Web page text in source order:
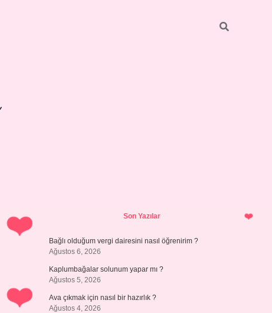
SidebarSon Yazılar
Bağlı olduğum vergi dairesini nasıl öğrenirim ?
Ağustos 6, 2026
Kaplumbağalar solunum yapar mı ?
Ağustos 5, 2026
Ava çıkmak için nasıl bir hazırlık ?
Ağustos 4, 2026